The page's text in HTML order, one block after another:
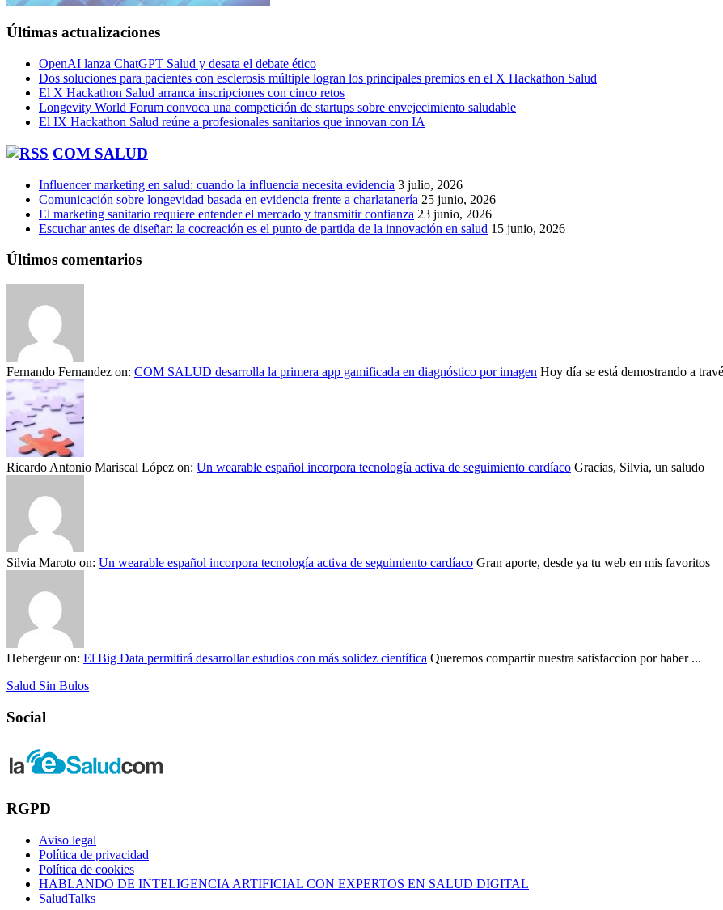
Últimas actualizaciones
OpenAI lanza ChatGPT Salud y desata el debate ético
Dos soluciones para pacientes con esclerosis múltiple logran los principales premios en el X Hackathon Salud
El X Hackathon Salud arranca inscripciones con cinco retos
Longevity World Forum convoca una competición de startups sobre envejecimiento saludable
El IX Hackathon Salud reúne a profesionales sanitarios que innovan con IA
COM SALUD
Influencer marketing en salud: cuando la influencia necesita evidencia 3 julio, 2026
Comunicación sobre longevidad basada en evidencia frente a charlatanería 25 junio, 2026
El marketing sanitario requiere entender el mercado y transmitir confianza 23 junio, 2026
Escuchar antes de diseñar: la cocreación es el punto de partida de la innovación en salud 15 junio, 2026
Últimos comentarios
Fernando Fernandez on: COM SALUD desarrolla la primera app gamificada en diagnóstico por imagen Hoy día se está demostrando a
Ricardo Antonio Mariscal López on: Un wearable español incorpora tecnología activa de seguimiento cardíaco Gracias, Silvia, un saludo
Silvia Maroto on: Un wearable español incorpora tecnología activa de seguimiento cardíaco Gran aporte, desde ya tu web en mis favoritos
Hebergeuron: El Big Data permitirá desarrollar estudios con más solidez científica Queremos compartir nuestra satisfaccion por haber ...
Salud Sin Bulos
Social
RGPD
Aviso legal
Política de privacidad
Política de cookies
HABLANDO DE INTELIGENCIA ARTIFICIAL CON EXPERTOS EN SALUD DIGITAL
SaludTalks